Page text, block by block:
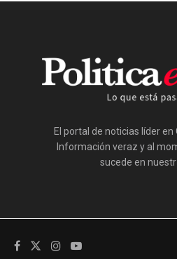
El portal de noticias líder en
Información veraz y al
sucede en